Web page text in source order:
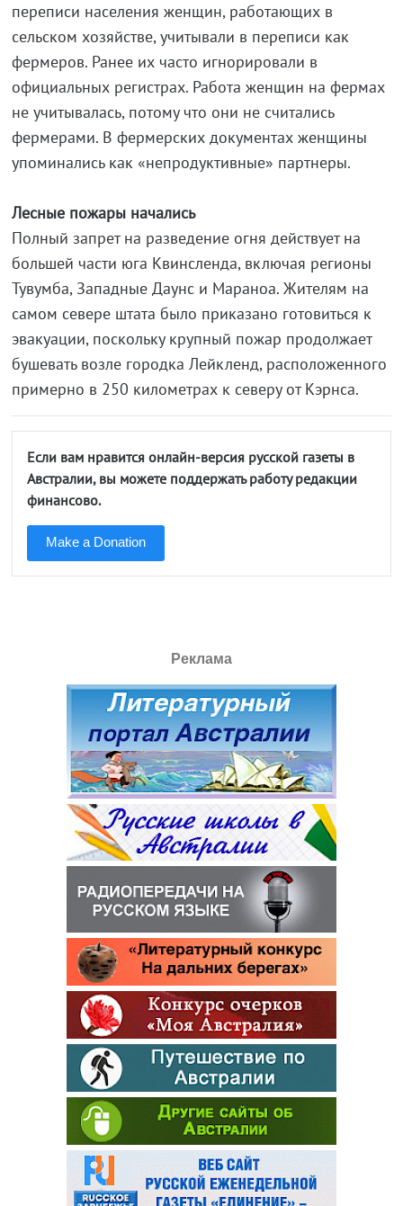
переписи населения женщин, работающих в
сельском хозяйстве, учитывали в переписи как
фермеров. Ранее их часто игнорировали в ​​
официальных регистрах. Работа женщин на фермах
не учитывалась, потому что они не считались
фермерами. В фермерских документах женщины
упоминались как «непродуктивные» партнеры.
Лесные пожары начались
Полный запрет на разведение огня действует на
большей части юга Квинсленда, включая регионы
Тувумба, Западные Даунс и Мараноа. Жителям на
самом севере штата было приказано готовиться к
эвакуации, поскольку крупный пожар продолжает
бушевать возле городка Лейкленд, расположенного
примерно в 250 километрах к северу от Кэрнса.
Если вам нравится онлайн-версия русской газеты в
Австралии, вы можете поддержать работу редакции
финансово.
Make a Donation
Реклама